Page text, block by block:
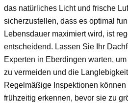
das natürliches Licht und frische
sicherzustellen, dass es optimal
Lebensdauer maximiert wird, ist
entscheidend. Lassen Sie Ihr
Experten in Eberdingen warten,
zu vermeiden und die
Regelmäßige Inspektionen
frühzeitig erkennen, bevor sie zu